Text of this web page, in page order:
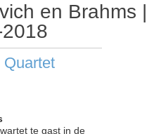
en Brahms |
Quartet
te gast in de